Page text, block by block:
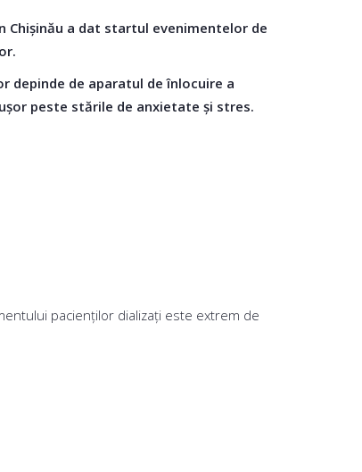
Chișinău a dat startul evenimentelor de
depinde de aparatul de înlocuire a
peste stările de anxietate și stres.
pacienţilor dializaţi este extrem de